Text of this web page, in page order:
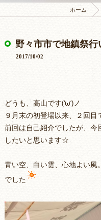
ホーム
野々市市で地鎮祭
2017/10/02
どうも、高山です(‘ω’)ノ
９月末の初登場以来、２回目
前回は自己紹介でしたが、
したいと思います☆
青い空、白い雲、心地よい風
でした